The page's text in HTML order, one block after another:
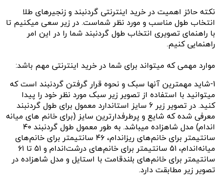
نکته حائز اهمیت در خرید اینترنتی گردنبند و زنجیرهای طلا
انتخاب طول مناسب و مورد نظر شماست. در زیر سعی میکنیم تا
با راهنمای تصویری انتخاب طول گردنبند شما را در این امر
راهنمایی کنیم.
موارد مهمی که میتواند برای شما در خرید اینترنتی مهم باشد:
1-شاید مهمترین آنها سبک و نحوه قرار گرفتن گردنبند است که
میتوانید با استفاده از تصویر زیر سبک مورد نظر خود را پیدا
کنید. در تصویر زیر 6 سایز استاندارد معمول برای طول گردنبند
معرفی شده که شایع و پرطرفدارترین سایز (برای خانم های میانه
اندام) مدل شاهزاده میباشد. به طور معمول
طول گردنبند ۴۰
سانتیمتر برای خانم‌های ریزاندام، ۴۶ سانتیمتر برای خانم‌های
میانه‌اندام، ۵۱ سانتیمتر برای خانم‌های درشت‌اندام و ۵۱ تا ۶۱
سانتیمتر برای خانم‌های بلندقامت با استایل و مدل شاهزاده در
تصویر زیر مطابقت دارد.